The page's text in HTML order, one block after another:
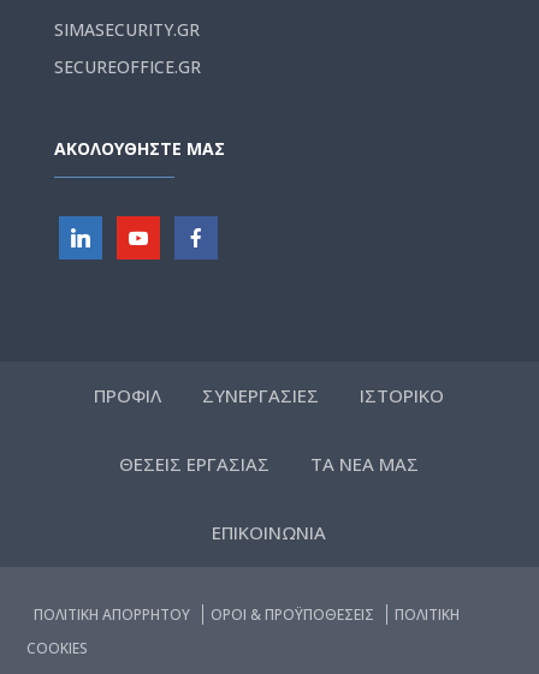
SIMASECURITY.GR
SECUREOFFICE.GR
ΑΚΟΛΟΥΘΗΣΤΕ ΜΑΣ
ΠΡΟΦΙΛ ΣΥΝΕΡΓΑΣΙΕΣ ΙΣΤΟΡΙΚΟ
ΘΕΣΕΙΣ ΕΡΓΑΣΙΑΣ ΤΑ ΝΕΑ ΜΑΣ
ΕΠΙΚΟΙΝΩΝΙΑ
ΠΟΛΙΤΙΚΗ ΑΠΟΡΡΗΤΟΥ ΟΡΟΙ & ΠΡΟΫΠΟΘΕΣΕΙΣ
ΠΟΛΙΤΙΚΗ
COOKIES